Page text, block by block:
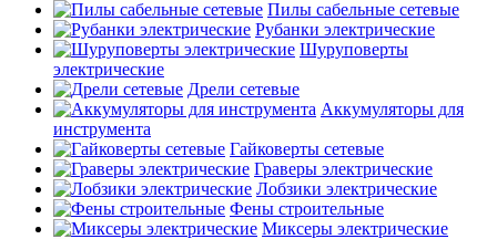
Пилы сабельные сетевые
Рубанки электрические
Шуруповерты
электрические
Дрели сетевые
Аккумуляторы для
инструмента
Гайковерты сетевые
Граверы электрические
Лобзики электрические
Фены строительные
Миксеры электрические